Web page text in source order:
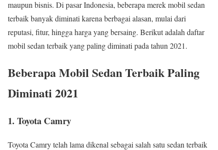
maupun bisnis. Di pasar Indonesia, beberapa merek mobil sedan
terbaik banyak diminati karena berbagai alasan, mulai dari
reputasi, fitur, hingga harga yang bersaing. Berikut adalah daftar
mobil sedan terbaik yang paling diminati pada tahun 2021.
Beberapa Mobil Sedan Terbaik Paling
Diminati 2021
1. Toyota Camry
Toyota Camry telah lama dikenal sebagai salah satu sedan terbaik